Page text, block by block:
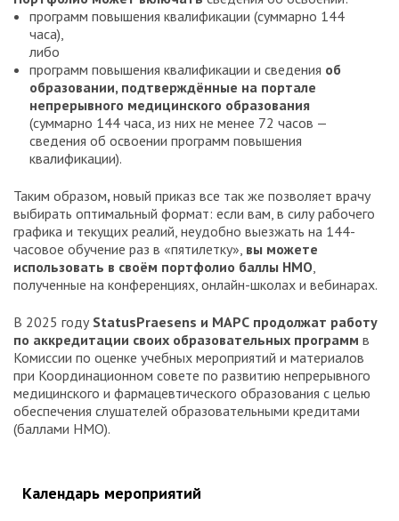
программ повышения квалификации (суммарно 144
часа),
либо
программ повышения квалификации и сведения об
образовании, подтверждённые на портале
непрерывного медицинского образования
(суммарно 144 часа, из них не менее 72 часов —
сведения об освоении программ повышения
квалификации).
Таким образом, новый приказ все так же позволяет врачу
выбирать оптимальный формат: если вам, в силу рабочего
графика и текущих реалий, неудобно выезжать на 144-
часовое обучение раз в «пятилетку», вы можете
использовать в своём портфолио баллы НМО,
полученные на конференциях, онлайн-школах и вебинарах.
В 2025 году StatusPraesens и МАРС продолжат работу
по аккредитации своих образовательных программ в
Комиссии по оценке учебных мероприятий и материалов
при Координационном совете по развитию непрерывного
медицинского и фармацевтического образования с целью
обеспечения слушателей образовательными кредитами
(баллами НМО).
Календарь мероприятий